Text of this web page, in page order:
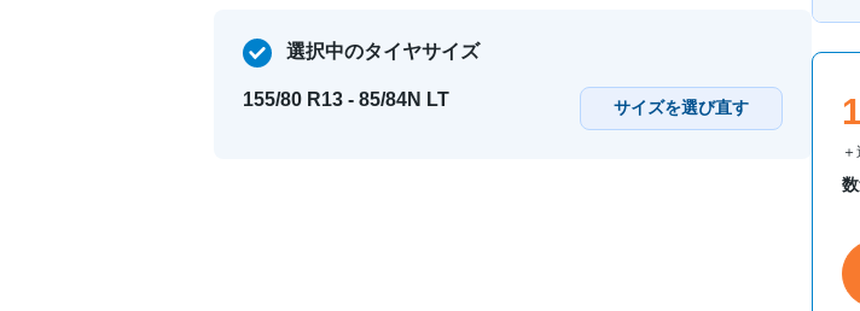
選択中のタイヤサイズ
155/80 R13 - 85/84N LT サイズを選び直す